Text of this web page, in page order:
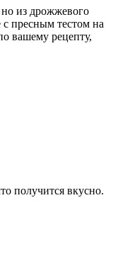
из дрожжевого
с пресным тестом на
вашему рецепту,
получится вкусно.